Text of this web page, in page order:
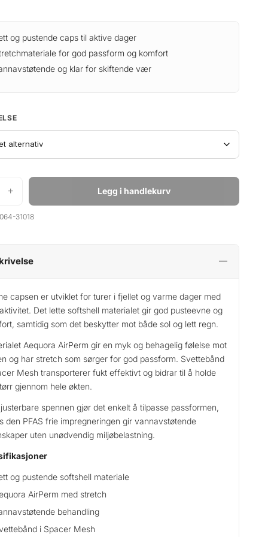
og pustende caps til aktive dager
for god passform og komfort
og klar for skiftende vær
+ Legg i handlekurv
31018
capsen er utviklet for turer i fjellet og varme dager med
Det lette softshell materialet gir god pusteevne og
samtidig som det beskytter mot både sol og lett regn.
Aequora AirPerm gir en myk og behagelig følelse mot
og har stretch som sørger for god passform. Svettebånd
Mesh transporterer fukt effektivt og bidrar til å holde
gjennom hele økten.
spennen gjør det enkelt å tilpasse passformen,
den PFAS frie impregneringen gir vannavstøtende
uten unødvendig miljøbelastning.
og pustende softshell materiale
AirPerm med stretch
behandling
i Spacer Mesh